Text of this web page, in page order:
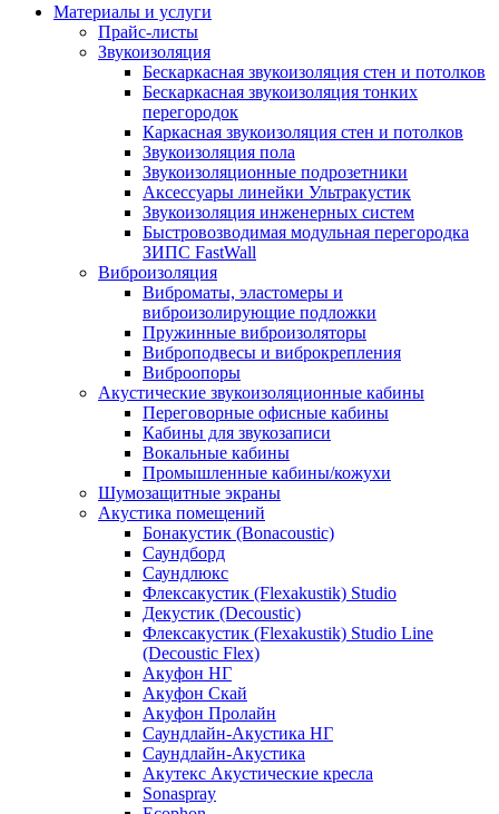
Материалы и услуги
Прайс-листы
Звукоизоляция
Бескаркасная звукоизоляция стен и потолков
Бескаркасная звукоизоляция тонких
перегородок
Каркасная звукоизоляция стен и потолков
Звукоизоляция пола
Звукоизоляционные подрозетники
Аксессуары линейки Ультракустик
Звукоизоляция инженерных систем
Быстровозводимая модульная перегородка
ЗИПС FastWall
Виброизоляция
Виброматы, эластомеры и
виброизолирующие подложки
Пружинные виброизоляторы
Виброподвесы и виброкрепления
Виброопоры
Акустические звукоизоляционные кабины
Переговорные офисные кабины
Кабины для звукозаписи
Вокальные кабины
Промышленные кабины/кожухи
Шумозащитные экраны
Акустика помещений
Бонакустик (Bonacoustic)
Саундборд
Саундлюкс
Флексакустик (Flexakustik) Studio
Декустик (Decoustic)
Флексакустик (Flexakustik) Studio Line
(Decoustic Flex)
Акуфон НГ
Акуфон Скай
Акуфон Пролайн
Саундлайн-Акустика НГ
Саундлайн-Акустика
Акутекс Акустические кресла
Sonaspray